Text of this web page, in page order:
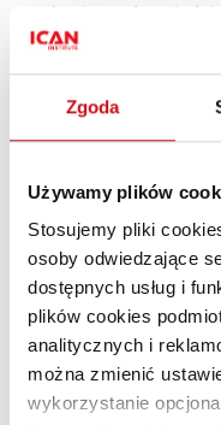
Zgoda
Używamy plików
Stosujemy pliki
osoby odwiedzające
dostępnych usług i
plików cookies
analitycznych i
można zmienić
wykorzystanie
spotkanie z
nawet
jest dłuższe, starajmy
przerwy, które pomogą
zaufania przestrzeń, w
nasz monolog i
informacji, ale także na
czy zadawanie pytań.
przygotowanie
pewnością bardziej
tylko słowo mówione.
wymaga pewnej dawki